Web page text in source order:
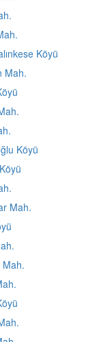
Köyü
Mah.
Köyü
Mah.